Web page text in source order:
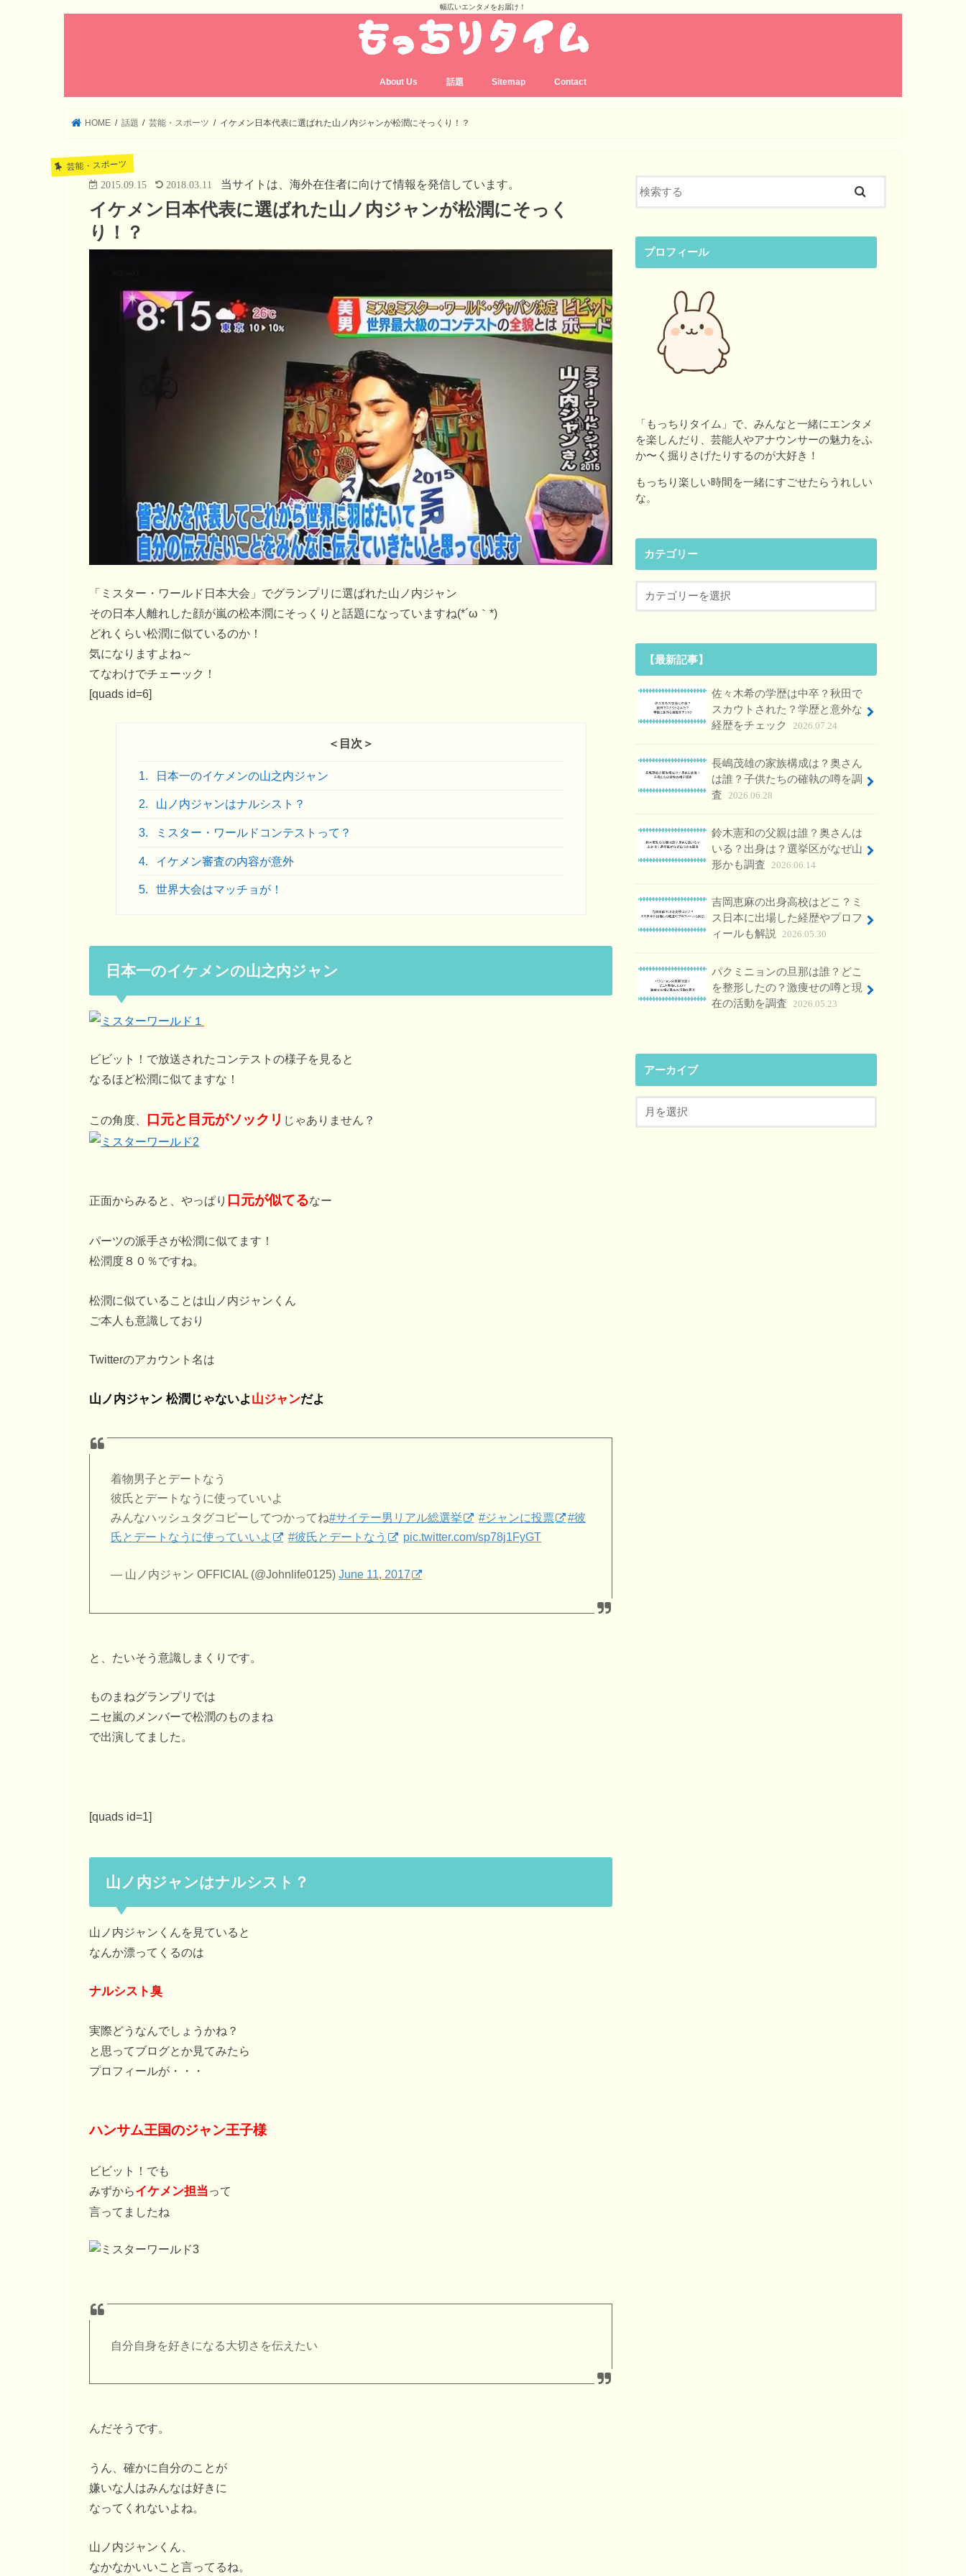
幅広いエンタメをお届け！
About Us 話題 Sitemap Contact
HOME 話題 芸能・スポーツ イケメン日本代表に選ばれた山ノ内ジャンが松潤にそっくり！？
芸能・スポーツ
2015.09.15 2018.03.11 当サイトは、海外在住者に向けて情報を発信しています。
イケメン日本代表に選ばれた山ノ内ジャンが松潤にそっく
り！？
「ミスター・ワールド日本大会」でグランプリに選ばれた山ノ内ジャン
その日本人離れした顔が嵐の松本潤にそっくりと話題になっていますね(*´ω｀*)
どれくらい松潤に似ているのか！
気になりますよね～
てなわけでチェーック！
[quads id=6]
＜目次＞
1. 日本一のイケメンの山之内ジャン
2. 山ノ内ジャンはナルシスト？
3. ミスター・ワールドコンテストって？
4. イケメン審査の内容が意外
5. 世界大会はマッチョが！
日本一のイケメンの山之内ジャン
ビビット！で放送されたコンテストの様子を見ると
なるほど松潤に似てますな！
この角度、 口元と目元がソックリ じゃありません？
正面からみると、やっぱり 口元が似てるなー
パーツの派手さが松潤に似てます！
松潤度８０％ですね。
松潤に似ていることは山ノ内ジャンくん
ご本人も意識しており
Twitterのアカウント名は
山ノ内ジャン 松潤じゃないよ 山ジャンだよ
着物男子とデートなう
彼氏とデートなうに使っていいよ
みんなハッシュタグコピーしてつかってね#サイテー男リアル総選挙 #ジャンに投票
#彼
氏とデートなうに使っていいよ
#彼氏とデートなう pic.twitter.com/sp78j1FyGT
— 山ノ内ジャン OFFICIAL (@Johnlife0125)June 11, 2017
と、たいそう意識しまくりです。
ものまねグランプリでは
ニセ嵐のメンバーで松潤のものまね
で出演してました。
[quads id=1]
山ノ内ジャンはナルシスト？
山ノ内ジャンくんを見ていると
なんか漂ってくるのは
ナルシスト臭
実際どうなんでしょうかね？
と思ってブログとか見てみたら
プロフィールが・・・
ハンサム王国のジャン王子様
ビビット！でも
みずからイケメン担当って
言ってましたね
自分自身を好きになる大切さを伝えたい
んだそうです。
うん、確かに自分のことが
嫌いな人はみんなは好きに
なってくれないよね。
山ノ内ジャンくん、
なかなかいいこと言ってるね。
プロフィール
「もっちりタイム」で、みんなと一緒にエンタメ
を楽しんだり、芸能人やアナウンサーの魅力をふ
か〜く掘りさげたりするのが大好き！
もっちり楽しい時間を一緒にすごせたらうれしい
な。
カテゴリー
【最新記事】
佐々木希の学歴は中卒？秋田で
スカウトされた？学歴と意外な
経歴をチェック
2026.07.24
長嶋茂雄の家族構成は？奥さん
は誰？子供たちの確執の噂を調
査 2026.06.28
鈴木憲和の父親は誰？奥さんは
いる？出身は？選挙区がなぜ山
形かも調査
2026.06.14
吉岡恵麻の出身高校はどこ？ミ
ス日本に出場した経歴やプロフ
ィールも解説 2026.05.30
パクミニョンの旦那は誰？どこ
を整形したの？激痩せの噂と現
在の活動を調査 2026.05.23
アーカイブ